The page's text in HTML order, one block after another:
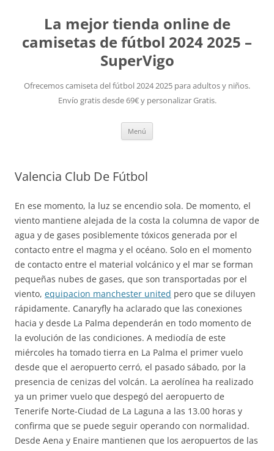
La mejor tienda online de
camisetas de fútbol 2024 2025 –
SuperVigo
Ofrecemos camiseta del fútbol 2024 2025 para adultos y niños.
Envío gratis desde 69€ y personalizar Gratis.
Menú
Valencia Club De Fútbol
En ese momento, la luz se encendio sola. De momento, el
viento mantiene alejada de la costa la columna de vapor de
agua y de gases posiblemente tóxicos generada por el
contacto entre el magma y el océano. Solo en el momento
de contacto entre el material volcánico y el mar se forman
pequeñas nubes de gases, que son transportadas por el
viento, equipacion manchester united pero que se diluyen
rápidamente. Canaryfly ha aclarado que las conexiones
hacia y desde La Palma dependerán en todo momento de
la evolución de las condiciones. A mediodía de este
miércoles ha tomado tierra en La Palma el primer vuelo
desde que el aeropuerto cerró, el pasado sábado, por la
presencia de cenizas del volcán. La aerolínea ha realizado
ya un primer vuelo que despegó del aeropuerto de
Tenerife Norte-Ciudad de La Laguna a las 13.00 horas y
confirma que se puede seguir operando con normalidad.
Desde Aena y Enaire mantienen que los aeropuertos de las